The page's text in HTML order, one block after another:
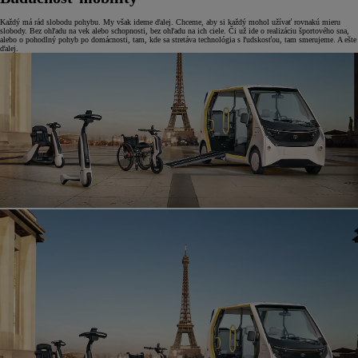
Každý má rád slobodu pohybu. My však ideme ďalej. Chceme, aby si každý mohol užívať rovnakú mieru
slobody. Bez ohľadu na vek alebo schopnosti, bez ohľadu na ich ciele. Či už ide o realizáciu športového sna,
alebo o pohodlný pohyb po domácnosti, tam, kde sa stretáva technológia s ľudskosťou, tam smerujeme. A ešte
ďalej.